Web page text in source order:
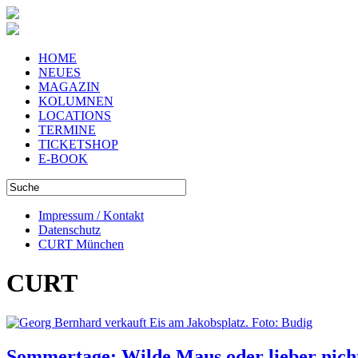
HOME
NEUES
MAGAZIN
KOLUMNEN
LOCATIONS
TERMINE
TICKETSHOP
E-BOOK
Impressum / Kontakt
Datenschutz
CURT München
CURT